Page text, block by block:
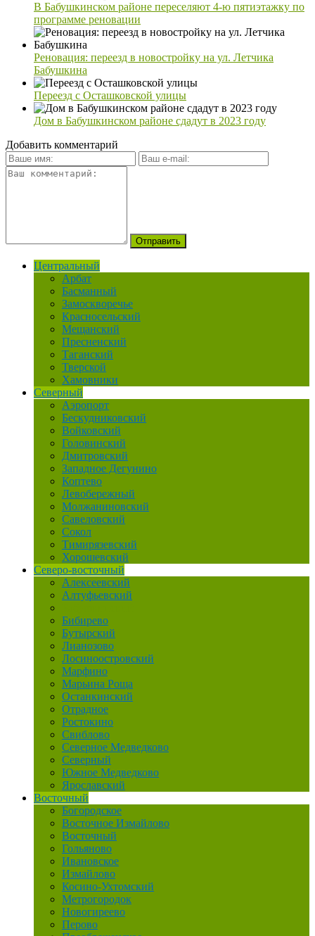
В Бабушкинском районе переселяют 4-ю пятиэтажку по
программе реновации
Реновация: переезд в новостройку на ул. Летчика
Бабушкина
Переезд с Осташковской улицы
Дом в Бабушкинском районе сдадут в 2023 году
Добавить комментарий
Центральный
Арбат
Басманный
Замоскворечье
Красносельский
Мещанский
Пресненский
Таганский
Тверской
Хамовники
Северный
Аэропорт
Бескудниковский
Войковский
Головинский
Дмитровский
Западное Дегунино
Коптево
Левобережный
Молжаниновский
Савеловский
Сокол
Тимирязевский
Хорошевский
Северо-восточный
Алексеевский
Алтуфьевский
Бибирево
Бутырский
Лианозово
Лосиноостровский
Марфино
Марьина Роща
Останкинский
Отрадное
Ростокино
Свиблово
Северное Медведково
Северный
Южное Медведково
Ярославский
Восточный
Богородское
Восточное Измайлово
Восточный
Гольяново
Ивановское
Измайлово
Косино-Ухтомский
Метрогородок
Новогиреево
Перово